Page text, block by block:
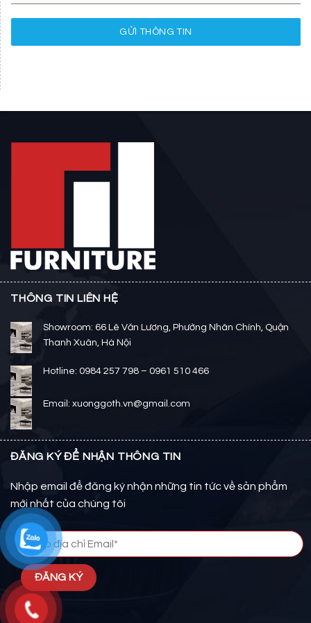
GỬI THÔNG TIN
THÔNG TIN LIÊN HỆ
Showroom: 66 Lê Văn Lương, Phường Nhân Chính, Quận
Thanh Xuân, Hà Nội
Hotline: 0984 257 798 – 0961 510 466
Email: xuonggoth.vn@gmail.com
ĐĂNG KÝ ĐỂ NHẬN THÔNG TIN
Nhập email để đăng ký nhận những tin tức về sản phẩm
mới nhất của chúng tôi